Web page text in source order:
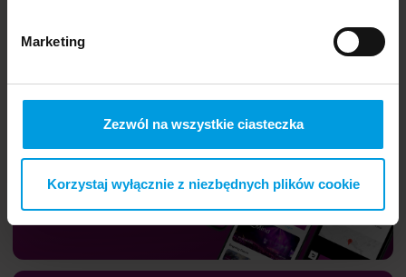
Marketing
Zezwól na wszystkie ciasteczka
Korzystaj wyłącznie z niezbędnych plików cookie